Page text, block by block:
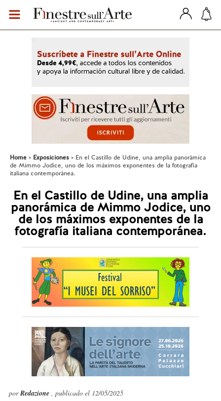
Home Exposiciones
En el Castillo de Udine, una amplia panorámica
de Mimmo Jodice, uno de los máximos exponentes de la fotografía
italiana contemporánea.
En el Castillo de Udine, una amplia
panorámica de Mimmo Jodice, uno
de los máximos exponentes de la
fotografía italiana contemporánea.
porRedazione , publicado el 12/05/2025